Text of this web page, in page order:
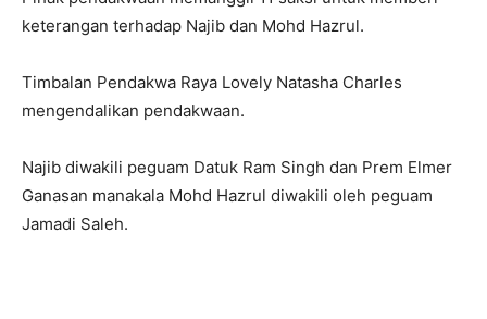
keterangan terhadap Najib dan Mohd Hazrul.
Timbalan Pendakwa Raya Lovely Natasha Charles
mengendalikan pendakwaan.
Najib diwakili peguam Datuk Ram Singh dan Prem Elmer
Ganasan manakala Mohd Hazrul diwakili oleh peguam
Jamadi Saleh.